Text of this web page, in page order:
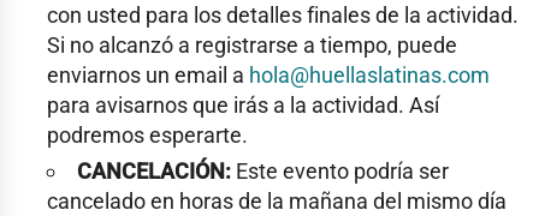
con usted para los detalles finales de la actividad.
Si no alcanzó a registrarse a tiempo, puede
enviarnos un email a hola@huellaslatinas.com
para avisarnos que irás a la actividad. Así
podremos esperarte.
CANCELACIÓN: Este evento podría ser
cancelado en horas de la mañana del mismo día